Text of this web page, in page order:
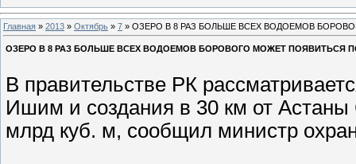
Главная » 2013 » Октябрь » 7 » ОЗЕРО В 8 РАЗ БОЛЬШЕ ВСЕХ ВОДОЕМОВ
ОЗЕРО В 8 РАЗ БОЛЬШЕ ВСЕХ ВОДОЕМОВ БОРОВОГО МОЖЕТ ПОЯВИТЬСЯ
В правительстве РК
Ишим и создания в 30 км от
млрд куб. м, сообщил министр